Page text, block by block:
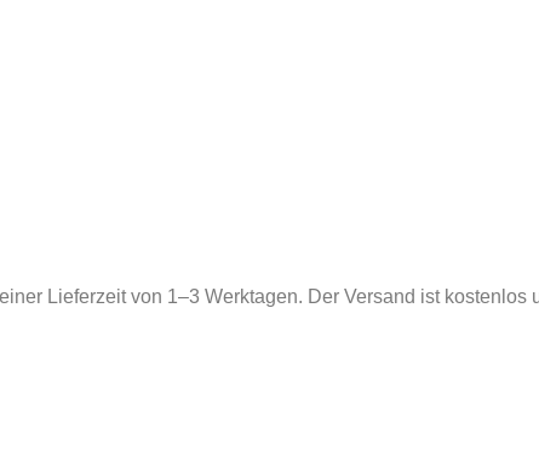
Lieferzeit von 1–3 Werktagen. Der Versand ist kostenlos